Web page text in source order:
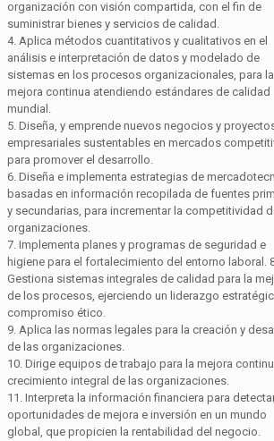
organización con visión compartida, con el fin de
suministrar bienes y servicios de calidad.
4. Aplica métodos cuantitativos y cualitativos en el
análisis e interpretación de datos y modelado de
sistemas en los procesos organizacionales, para la
mejora continua atendiendo estándares de calidad
mundial.
5. Diseña, y emprende nuevos negocios y
empresariales sustentables en mercados
para promover el desarrollo.
6. Diseña e implementa estrategias de
basadas en información recopilada de fuentes
y secundarias, para incrementar la competitividad
organizaciones.
7. Implementa planes y programas de seguridad e
higiene para el fortalecimiento del entorno laboral.
Gestiona sistemas integrales de calidad para la
de los procesos, ejerciendo un liderazgo
compromiso ético.
9. Aplica las normas legales para la creación y
de las organizaciones.
10. Dirige equipos de trabajo para la mejora
crecimiento integral de las organizaciones.
11. Interpreta la información financiera para
oportunidades de mejora e inversión en un mundo
global, que propicien la rentabilidad del negocio.